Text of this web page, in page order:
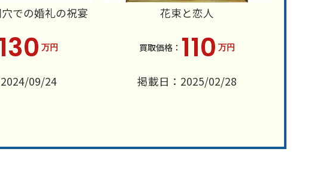
での婚礼の祝宴
130 万円
09/24
花束と恋人
110 万円
掲載日：2025/02/28